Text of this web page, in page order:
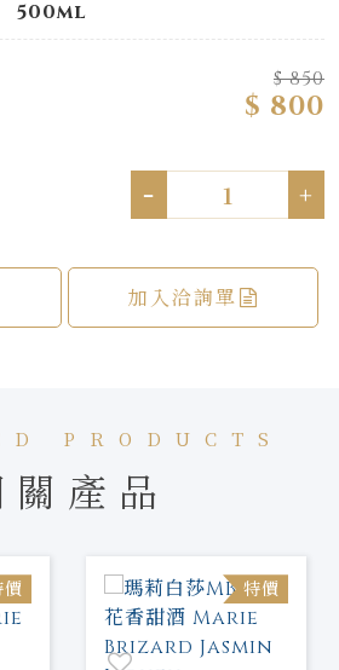
500ml
$ 850
$ 800
- +
加入洽詢單
PRODUCTS
關產品
價 特價